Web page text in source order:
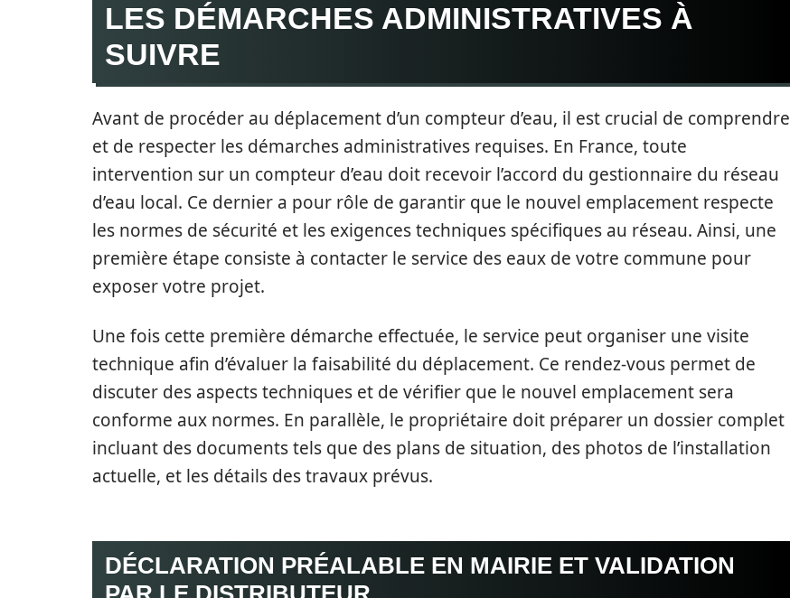
LES DÉMARCHES ADMINISTRATIVES À
SUIVRE
Avant de procéder au déplacement d’un compteur d’eau, il est crucial de comprendre
et de respecter les démarches administratives requises. En France, toute
intervention sur un compteur d’eau doit recevoir l’accord du gestionnaire du réseau
d’eau local. Ce dernier a pour rôle de garantir que le nouvel emplacement respecte
les normes de sécurité et les exigences techniques spécifiques au réseau. Ainsi, une
première étape consiste à contacter le service des eaux de votre commune pour
exposer votre projet.
Une fois cette première démarche effectuée, le service peut organiser une visite
technique afin d’évaluer la faisabilité du déplacement. Ce rendez-vous permet de
discuter des aspects techniques et de vérifier que le nouvel emplacement sera
conforme aux normes. En parallèle, le propriétaire doit préparer un dossier complet
incluant des documents tels que des plans de situation, des photos de l’installation
actuelle, et les détails des travaux prévus.
DÉCLARATION PRÉALABLE EN MAIRIE ET VALIDATION